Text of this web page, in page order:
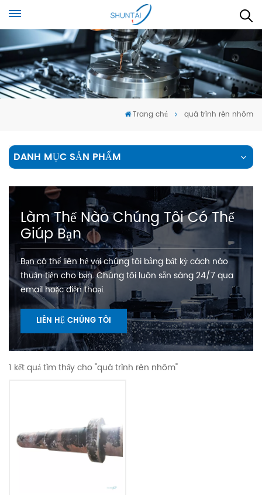
Trang chủ quá trình rèn nhôm
DANH MỤC SẢN PHẨM
Làm Thế Nào Chúng Tôi Có Thể
Giúp Bạn
Bạn có thể liên hệ với chúng tôi bằng bất kỳ cách nào
thuận tiện cho bạn. Chúng tôi luôn sẵn sàng 24/7 qua
email hoặc điện thoại.
LIÊN HỆ CHÚNG TÔI
1 kết quả tìm thấy cho "quá trình rèn nhôm"